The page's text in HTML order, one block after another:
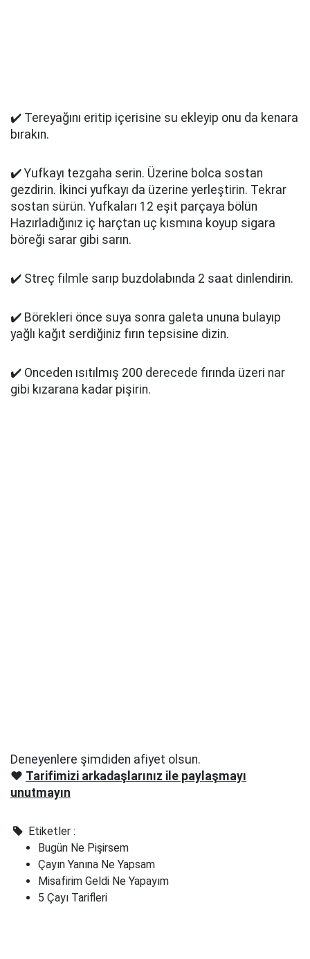
✔️ Tereyağını eritip içerisine su ekleyip onu da kenara
bırakın.
✔️ Yufkayı tezgaha serin. Üzerine bolca sostan
gezdirin. İkinci yufkayı da üzerine yerleştirin. Tekrar
sostan sürün. Yufkaları 12 eşit parçaya bölün
Hazırladığınız iç harçtan uç kısmına koyup sigara
böreği sarar gibi sarın.
✔️ Streç filmle sarıp buzdolabında 2 saat dinlendirin.
✔️ Börekleri önce suya sonra galeta ununa bulayıp
yağlı kağıt serdiğiniz fırın tepsisine dizin.
✔️ Onceden ısıtılmış 200 derecede fırında üzeri nar
gibi kızarana kadar pişirin.
Deneyenlere şimdiden afiyet olsun.
❤️ Tarifimizi arkadaşlarınız ile paylaşmayı
unutmayın
Etiketler :
Bugün Ne Pişirsem
Çayın Yanına Ne Yapsam
Misafirim Geldi Ne Yapayım
5 Çayı Tarifleri